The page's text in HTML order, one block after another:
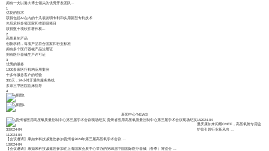
拥有一支以港大博士领头的优秀开发团队...
1
优良的技术
获得包括AI在内的十几项发明专利和实用新型专利技术
先后承担多项国家和省部级项目
获得数十项软件著作权...
2
高质量的产品
创新求精，每项产品符合国家和行业标准
拥有多个医疗器械产品注册证
拥有医疗器械生产许可证
3
优秀的服务
1000多家医疗机构应用案例
十多年服务客户的经验
365天，24小时开通的服务热线
多家三甲医院临床指导
4
新闻中心/NEWS
贵州省医用高压氧质量控制中心第三届学术会议现场纪实
302024-04
162024-04
重庆康如来闪耀CMEF，高压氧舱专用监
护仪引领行业新风向
112024-04
【会议邀请】康如来科技诚邀您参加贵州省2024年第三届高压氧学术会议
102024-04
【会议邀请】康如来科技诚邀您参加在上海国家会展中心举办的第89届中国国际医疗器械（春季）博览会